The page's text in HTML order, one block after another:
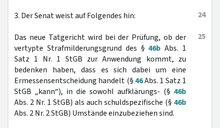
24
3. Der Senat weist auf Folgendes hin:
25
Das neue Tatgericht wird bei der Prüfung, ob der
vertypte Strafmilderungsgrund des §46b Abs. 1
Satz 1 Nr. 1 StGB zur Anwendung kommt, zu
bedenken haben, dass es sich dabei um eine
Ermessensentscheidung handelt (§46Abs. 1 Satz 1
StGB „kann“), in die sowohl aufklärungs- (§ 46b
Abs. 2 Nr. 1 StGB) als auch schuldspezifische (§ 46b
Abs. 2 Nr. 2 StGB) Umstände einzubeziehen sind.